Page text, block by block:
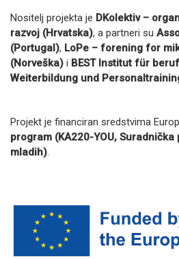
Nositelj projekta je DKolektiv –
razvoj (Hrvatska), a partneri su
(Portugal), LoPe – forening for
(Norveška) i BEST Institut für
Weiterbildung und
Projekt je financiran sredstvima
program (KA220-YOU,
mladih).